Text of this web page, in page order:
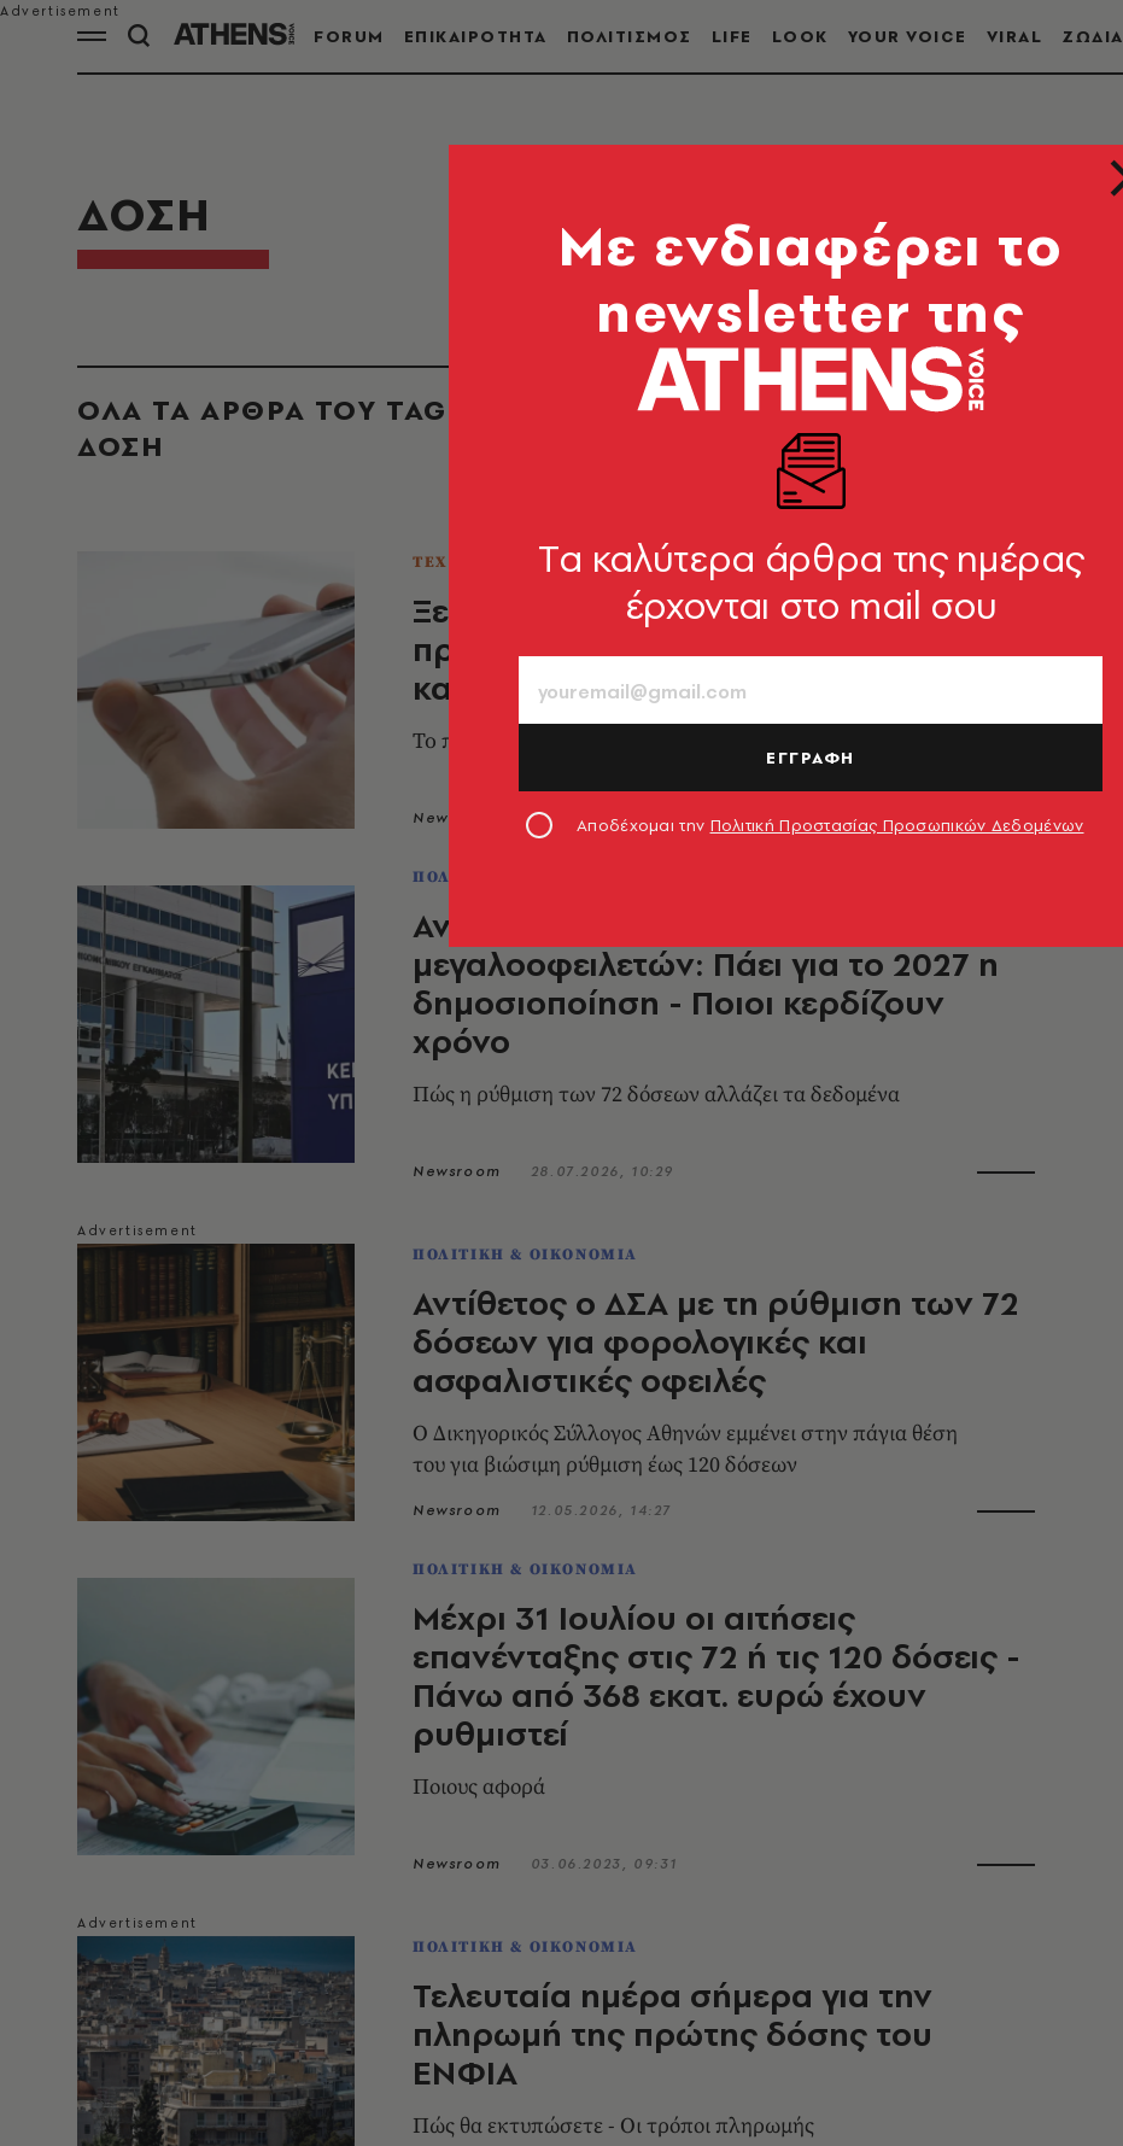
FORUM ΕΠΙΚΑΙΡΟΤΗΤΑ ΠΟΛΙΤΙΣΜΟΣ LIFE LOOK YOUR VOICE VIRAL ΖΩΔΙΑ
ΔΟΣΗ
ΟΛΑ ΤΑ ΑΡΘΡΑ ΤΟΥ TAG
ΔΟΣΗ
ΤΕΧΝΟΛΟΓΙΑ - ΕΠΙΣΤΗΜΗ
Ξεχάστε τις δόσεις: Η Apple λανσάρει
πρόγραμμα μίσθωσης για iPhone, iPad
και Mac
To πρόγραμμα για την ώρα είναι διαθέσιμο μόνο στις ΗΠΑ
Newsroom 29.07.2026, 19:39
ΠΟΛΙΤΙΚΗ & ΟΙΚΟΝΟΜΙΑ
Ανατροπή με τη λίστα
μεγαλοοφειλετών: Πάει για το 2027 η
δημοσιοποίηση - Ποιοι κερδίζουν
χρόνο
Πώς η ρύθμιση των 72 δόσεων αλλάζει τα δεδομένα
Newsroom 28.07.2026, 10:29
ΠΟΛΙΤΙΚΗ & ΟΙΚΟΝΟΜΙΑ
Αντίθετος ο ΔΣΑ με τη ρύθμιση των 72
δόσεων για φορολογικές και
ασφαλιστικές οφειλές
Ο Δικηγορικός Σύλλογος Αθηνών εμμένει στην πάγια θέση
του για βιώσιμη ρύθμιση έως 120 δόσεων
Newsroom 12.05.2026, 14:27
ΠΟΛΙΤΙΚΗ & ΟΙΚΟΝΟΜΙΑ
Μέχρι 31 Ιουλίου οι αιτήσεις
επανένταξης στις 72 ή τις 120 δόσεις -
Πάνω από 368 εκατ. ευρώ έχουν
ρυθμιστεί
Ποιους αφορά
Newsroom 03.06.2023, 09:31
ΠΟΛΙΤΙΚΗ & ΟΙΚΟΝΟΜΙΑ
Τελευταία ημέρα σήμερα για την
πληρωμή της πρώτης δόσης του
ΕΝΦΙΑ
Πώς θα εκτυπώσετε - Οι τρόποι πληρωμής
Mε ενδιαφέρει το
newsletter της
Tα καλύτερα άρθρα της ημέρας
έρχονται στο mail σου
ΕΓΓΡΑΦΗ
Αποδέχομαι την Πολιτική Προστασίας Προσωπικών Δεδομένων